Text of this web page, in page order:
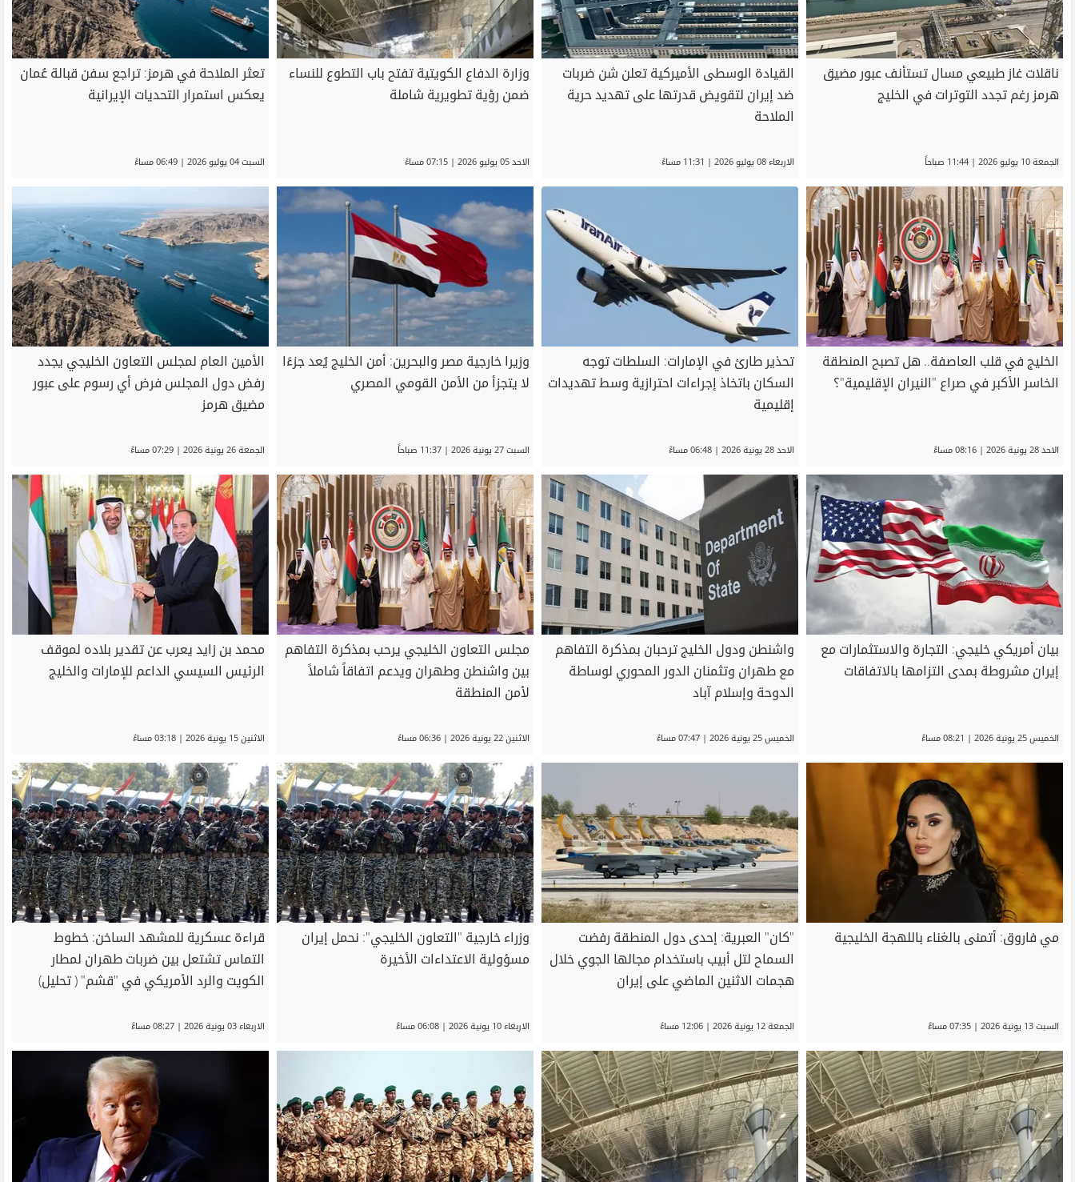
ناقلات غاز طبيعي مسال تستأنف عبور مضيق
هرمز رغم تجدد التوترات في الخليج
الجمعة 10 يوليو 2026 | 11:44 صباحاً
القيادة الوسطى الأميركية تعلن شن ضربات
ضد إيران لتقويض قدرتها على تهديد حرية
الملاحة
الاربعاء 08 يوليو 2026 | 11:31 مساءً
وزارة الدفاع الكويتية تفتح باب التطوع للنساء
ضمن رؤية تطويرية شاملة
الاحد 05 يوليو 2026 | 07:15 مساءً
تعثر الملاحة في هرمز: تراجع سفن قبالة عُمان
يعكس استمرار التحديات الإيرانية
السبت 04 يوليو 2026 | 06:49 مساءً
الخليج في قلب العاصفة.. هل تصبح المنطقة
الخاسر الأكبر في صراع "النيران الإقليمية"؟
الاحد 28 يونية 2026 | 08:16 مساءً
تحذير طارئ في الإمارات: السلطات توجه
السكان باتخاذ إجراءات احترازية وسط تهديدات
إقليمية
الاحد 28 يونية 2026 | 06:48 مساءً
وزيرا خارجية مصر والبحرين: أمن الخليج يُعد جزءًا
لا يتجزأ من الأمن القومي المصري
السبت 27 يونية 2026 | 11:37 صباحاً
الأمين العام لمجلس التعاون الخليجي يجدد
رفض دول المجلس فرض أي رسوم على عبور
مضيق هرمز
الجمعة 26 يونية 2026 | 07:29 مساءً
بيان أمريكي خليجي: التجارة والاستثمارات مع
إيران مشروطة بمدى التزامها بالاتفاقات
الخميس 25 يونية 2026 | 08:21 مساءً
واشنطن ودول الخليج ترحبان بمذكرة التفاهم
مع طهران وتثمنان الدور المحوري لوساطة
الدوحة وإسلام آباد
الخميس 25 يونية 2026 | 07:47 مساءً
مجلس التعاون الخليجي يرحب بمذكرة التفاهم
بين واشنطن وطهران ويدعم اتفاقاً شاملاً
لأمن المنطقة
الاثنين 22 يونية 2026 | 06:36 مساءً
محمد بن زايد يعرب عن تقدير بلاده لموقف
الرئيس السيسي الداعم للإمارات والخليج
الاثنين 15 يونية 2026 | 03:18 مساءً
مي فاروق: أتمنى بالغناء باللهجة الخليجية
السبت 13 يونية 2026 | 07:35 مساءً
"كان" العبرية: إحدى دول المنطقة رفضت
السماح لتل أبيب باستخدام مجالها الجوي خلال
هجمات الاثنين الماضي على إيران
الجمعة 12 يونية 2026 | 12:06 مساءً
وزراء خارجية "التعاون الخليجي": نحمل إيران
مسؤولية الاعتداءات الأخيرة
الاربعاء 10 يونية 2026 | 06:08 مساءً
قراءة عسكرية للمشهد الساخن: خطوط
التماس تشتعل بين ضربات طهران لمطار
الكويت والرد الأمريكي في "قشم" ( تحليل)
الاربعاء 03 يونية 2026 | 08:27 مساءً